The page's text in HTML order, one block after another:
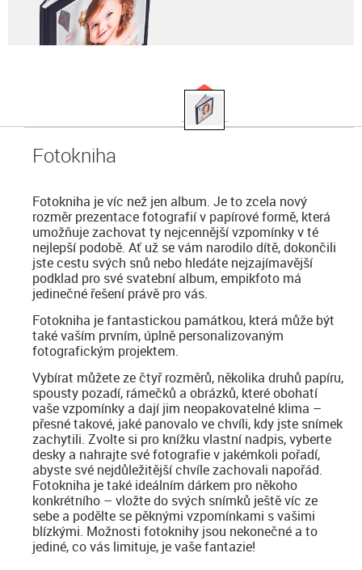
Fotokniha
Fotokniha je víc než jen album. Je to zcela nový
rozměr prezentace fotografií v papírové formě, která
umožňuje zachovat ty nejcennější vzpomínky v té
nejlepší podobě. Ať už se vám narodilo dítě, dokončili
jste cestu svých snů nebo hledáte nejzajímavější
podklad pro své svatební album, empikfoto má
jedinečné řešení právě pro vás.
Fotokniha je fantastickou památkou, která může být
také vaším prvním, úplně personalizovaným
fotografickým projektem.
Vybírat můžete ze čtyř rozměrů, několika druhů papíru,
spousty pozadí, rámečků a obrázků, které obohatí
vaše vzpomínky a dají jim neopakovatelné klima –
přesné takové, jaké panovalo ve chvíli, kdy jste snímek
zachytili. Zvolte si pro knížku vlastní nadpis, vyberte
desky a nahrajte své fotografie v jakémkoli pořadí,
abyste své nejdůležitější chvíle zachovali napořád.
Fotokniha je také ideálním dárkem pro někoho
konkrétního – vložte do svých snímků ještě víc ze
sebe a podělte se pěknými vzpomínkami s vašimi
blízkými. Možnosti fotoknihy jsou nekonečné a to
jediné, co vás limituje, je vaše fantazie!